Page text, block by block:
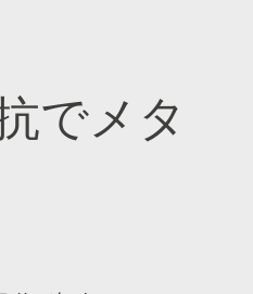
でメタ